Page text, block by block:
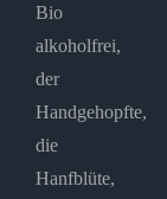
Bio
alkoholfrei,
der
Handgehopfte,
die
Hanfblüte,